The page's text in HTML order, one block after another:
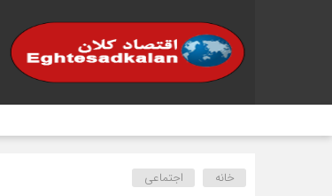
خانه اجتماعی